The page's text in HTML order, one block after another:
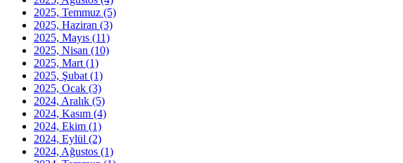
2025, Temmuz (5)
2025, Haziran (3)
2025, Mayıs (11)
2025, Nisan (10)
2025, Mart (1)
2025, Şubat (1)
2025, Ocak (3)
2024, Aralık (5)
2024, Kasım (4)
2024, Ekim (1)
2024, Eylül (2)
2024, Ağustos (1)